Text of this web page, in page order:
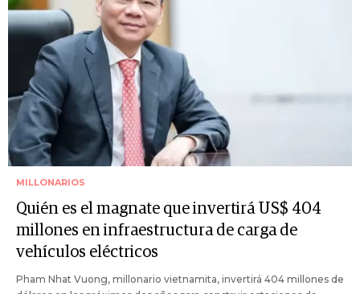
MILLONARIOS
Quién es el magnate que invertirá US$ 404
millones en infraestructura de carga de
vehículos eléctricos
Pham Nhat Vuong, millonario vietnamita, invertirá 404 millones de